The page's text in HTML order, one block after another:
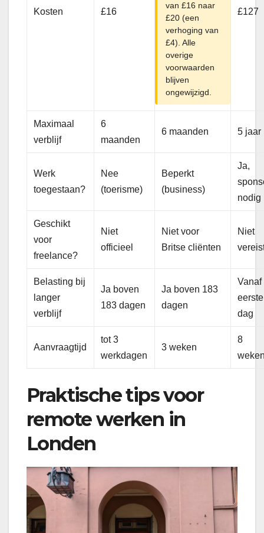
Kosten £16
van £16 naar
£20 (een
verhoging van
£4). Alle
overige
voorwaarden
blijven
ongewijzigd.
£127
Maximaal
verblijf
6
maanden
6 maanden 5 jaar
Werk
toegestaan?
Nee
(toerisme)
Beperkt
(business)
Ja,
nodig
Geschikt
voor
freelance?
Niet
officieel
Niet voor
Britse cliënten
Niet
Belasting bij
langer
verblijf
Ja boven
183 dagen
Ja boven 183
dagen
Vanaf
eerste
dag
Aanvraagtijd
tot 3
werkdagen
3 weken
8
Praktische tips voor
remote werken in
Londen